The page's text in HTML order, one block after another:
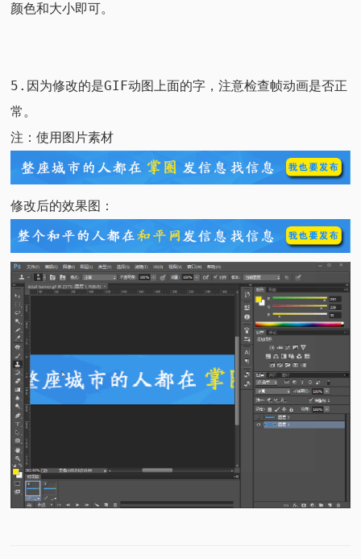
颜色和大小即可。
5.因为修改的是GIF动图上面的字，注意检查帧动画是否正
常。
注：使用图片素材
修改后的效果图：